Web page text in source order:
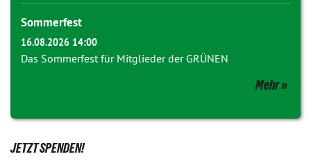
Sommerfest
16.08.2026 14:00
Das Sommerfest für Mitglieder der GRÜNEN
Mehr
JETZT SPENDEN!